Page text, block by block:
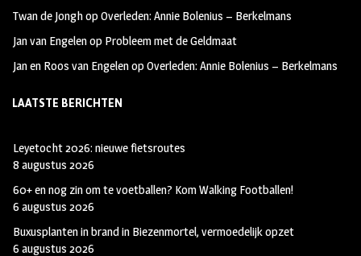
Twan de JonghopOverleden: Annie Bolenius – Berkelmans
Jan van Engelenop Probleem met de Geldmaat
Jan en Roos van EngelenopOverleden: Annie Bolenius – Berkelmans
LAATSTE BERICHTEN
Leyetocht 2026: nieuwe fietsroutes
8 augustus 2026
60+ en nog zin om te voetballen? Kom Walking Footballen!
6 augustus 2026
Buxusplanten in brand in Biezenmortel, vermoedelijk opzet
6 augustus 2026